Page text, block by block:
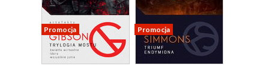
Promocja Promocja